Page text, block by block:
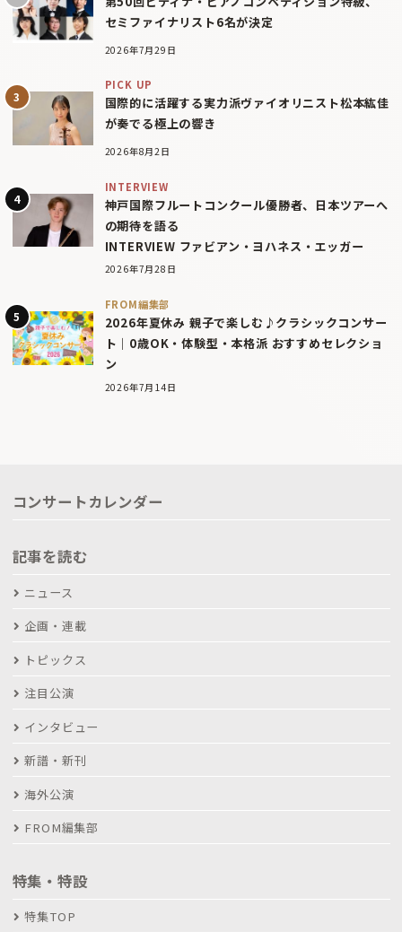
セミファイナリスト6名が決定
2026年7月29日
PICK UP
国際的に活躍する実力派ヴァイオリニスト松本紘佳
が奏でる極上の響き
2026年8月2日
INTERVIEW
神戸国際フルートコンクール優勝者、日本ツアーへ
の期待を語る
INTERVIEW ファビアン・ヨハネス・エッガー
2026年7月28日
FROM編集部
2026年夏休み 親子で楽しむ♪クラシックコンサー
ト｜0歳OK・体験型・本格派 おすすめセレクショ
ン
2026年7月14日
コンサートカレンダー
記事を読む
ニュース
企画・連載
トピックス
注目公演
インタビュー
新譜・新刊
海外公演
FROM編集部
特集・特設
特集TOP